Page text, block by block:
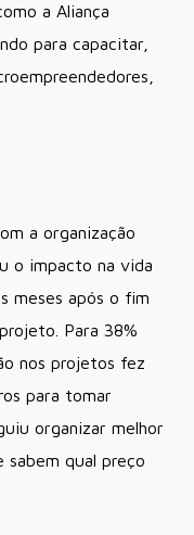
a Aliança
para capacitar,
a organização
o impacto na vida
meses após o fim
Para 38%
nos projetos fez
para tomar
organizar melhor
sabem qual preço